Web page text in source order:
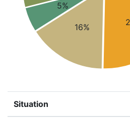
16%
5%
Situation